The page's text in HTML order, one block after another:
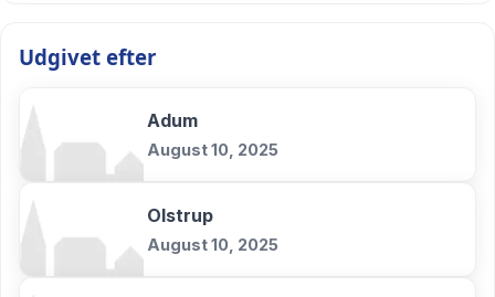
Udgivet efter
Adum
August 10, 2025
Olstrup
August 10, 2025